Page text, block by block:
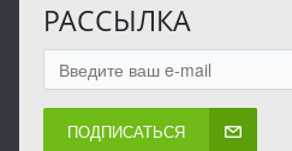
РАССЫЛКА
ПОДПИСАТЬСЯ